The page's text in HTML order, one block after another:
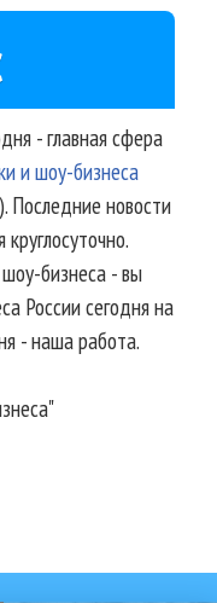
- главная сфера
и шоу-бизнеса
Последние новости
бизнеса - вы
России сегодня на
- наша работа.